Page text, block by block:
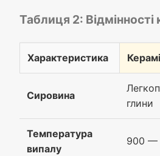
Таблиця 2: Відмінності
Характеристика
Сировина
глини
Температура
випалу
900 —